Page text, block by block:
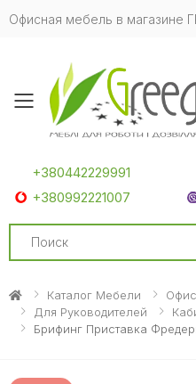
Офисная мебель в магазине
Toggle mobile
+380442229991
+380992221007
Search
Каталог Мебели
Для Руководителей
Брифинг Приставка